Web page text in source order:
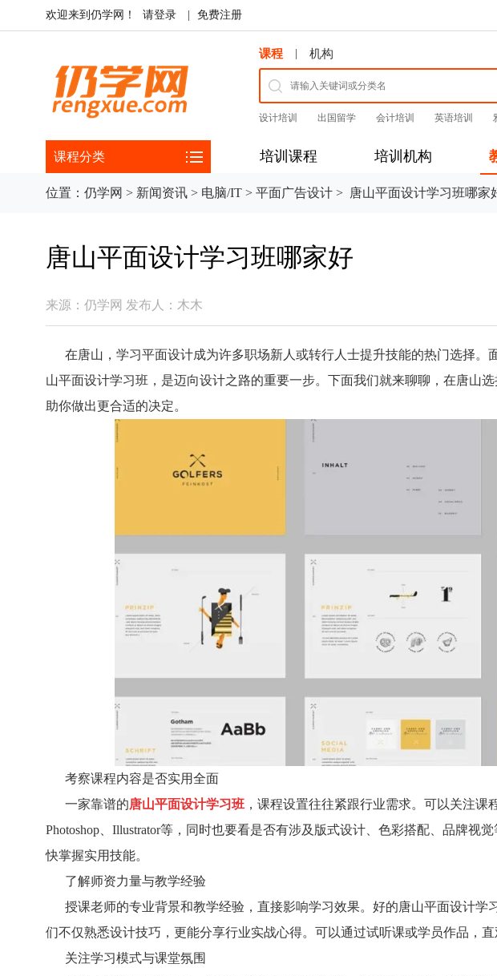
欢迎来到仍学网！ 请登录 免费注册
课程 | 机构
设计培训 出国留学 会计培训 英语培训
课程分类 培训课程 培训机构
位置： 仍学网 > 新闻资讯 > 电脑/IT > 平面广告设计 > 唐山平面设计学习班哪家
唐山平面设计学习班哪家好
来源： 仍学网 发布人： 木木
在唐山，学习平面设计成为许多职场新人或转行人士提升技能的热门选择。
山平面设计学习班，是迈向设计之路的重要一步。下面我们就来聊聊，在唐山
助你做出更合适的决定。
考察课程内容是否实用全面
一家靠谱的唐山平面设计学习班 ，课程设置往往紧跟行业需求。可以关注课
Photoshop、Illustrator等，同时也要看是否有涉及版式设计、色彩搭配、品牌视
快掌握实用技能。
了解师资力量与教学经验
授课老师的专业背景和教学经验，直接影响学习效果。好的唐山平面设计学
们不仅熟悉设计技巧，更能分享行业实战心得。可以通过试听课或学员作品，直
关注学习模式与课堂氛围